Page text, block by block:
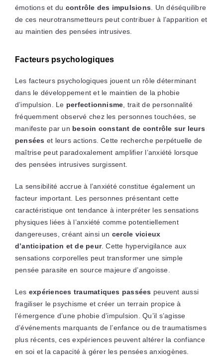
émotions et du contrôle des impulsions . Un déséquilibre
de ces neurotransmetteurs peut contribuer à l’apparition et
au maintien des pensées intrusives.
Facteurs psychologiques
Les facteurs psychologiques jouent un rôle déterminant
dans le développement et le maintien de la phobie
d’impulsion. Le perfectionnisme , trait de personnalité
fréquemment observé chez les personnes touchées, se
manifeste par un besoin constant de contrôle sur leurs
pensées et leurs actions. Cette recherche perpétuelle de
maîtrise peut paradoxalement amplifier l’anxiété lorsque
des pensées intrusives surgissent.
La sensibilité accrue à l’anxiété constitue également un
facteur important. Les personnes présentant cette
caractéristique ont tendance à interpréter les sensations
physiques liées à l’anxiété comme potentiellement
dangereuses, créant ainsi un cercle vicieux
d’anticipation et de peur. Cette hypervigilance aux
sensations corporelles peut transformer une simple
pensée parasite en source majeure d’angoisse.
Les expériences traumatiques passées peuvent aussi
fragiliser le psychisme et créer un terrain propice à
l’émergence d’une phobie d’impulsion. Qu’il s’agisse
d’événements marquants de l’enfance ou de traumatismes
plus récents, ces expériences peuvent altérer la confiance
en soi et la capacité à gérer les pensées anxiogènes.